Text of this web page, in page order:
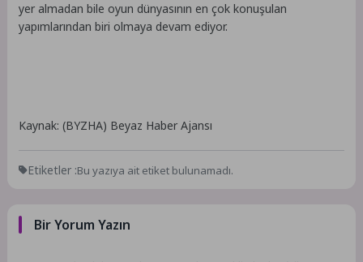
yer almadan bile oyun dünyasının en çok konuşulan
yapımlarından biri olmaya devam ediyor.
Kaynak: (BYZHA) Beyaz Haber Ajansı
Etiketler :Bu yazıya ait etiket bulunamadı.
Bir Yorum Yazın